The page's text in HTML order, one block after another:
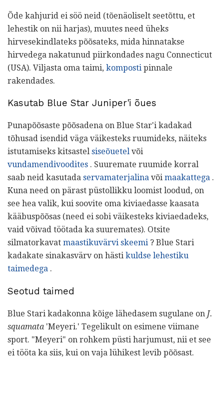
Õde kahjurid ei söö neid (tõenäoliselt seetõttu, et
lehestik on nii harjas), muutes need üheks
hirvesekindlateks põõsateks, mida hinnatakse
hirvedega nakatunud piirkondades nagu Connecticut
(USA). Viljasta oma taimi, komposti pinnale
rakendades.
Kasutab Blue Star Juniper'i õues
Punapõõsaste põõsadena on Blue Star'i kadakad
tõhusad isendid väga väikesteks ruumideks, näiteks
istutamiseks kitsastel siseõuetel või
vundamendivoodites . Suuremate ruumide korral
saab neid kasutada servamaterjalina või maakattega .
Kuna need on pärast püstollikku loomist loodud, on
see hea valik, kui soovite oma kiviaedasse kaasata
kääbuspõõsas (need ei sobi väikesteks kiviaedadeks,
vaid võivad töötada ka suuremates). Otsite
silmatorkavat maastikuvärvi skeemi ? Blue Stari
kadakate sinakasvärv on hästi kuldse lehestiku
taimedega .
Seotud taimed
Blue Stari kadakonna kõige lähedasem sugulane on J.
squamata 'Meyeri.' Tegelikult on esimene viimane
sport. "Meyeri" on rohkem püsti harjumust, nii et see
ei tööta ka siis, kui on vaja lühikest levib põõsast.